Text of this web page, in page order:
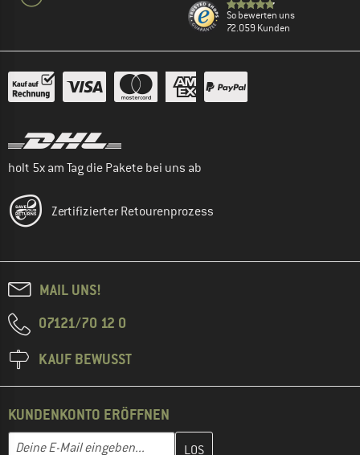
So bewerten uns
72.059 Kunden
holt 5x am Tag die Pakete bei uns ab
Zertifizierter Retourenprozess
MAIL UNS!
07121/70 12 0
KAUF BEWUSST
KUNDENKONTO ERÖFFNEN
E-Mail-Adresse
Gib hier deine E-Mail-Adresse ein und erstelle im nächsten